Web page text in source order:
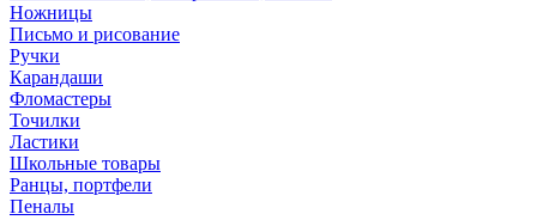
Ножницы
Письмо и рисование
Ручки
Карандаши
Фломастеры
Точилки
Ластики
Школьные товары
Ранцы, портфели
Пеналы